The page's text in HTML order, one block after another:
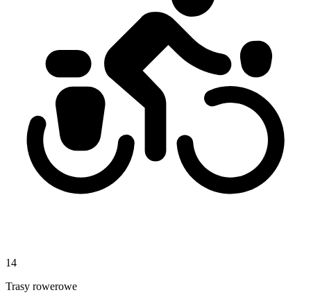
14
Trasy rowerowe